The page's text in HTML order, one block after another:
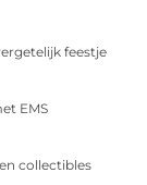
feestje
EMS
collectibles